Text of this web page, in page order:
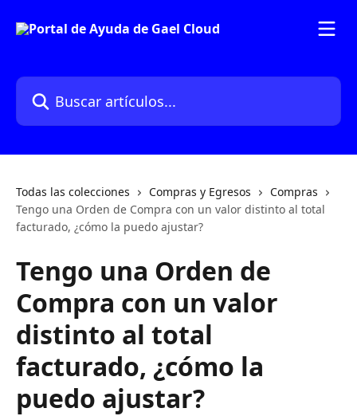
Buscar artículos...
Todas las colecciones Compras y Egresos
Compras
Tengo una Orden de Compra con un valor distinto al total
facturado, ¿cómo la puedo ajustar?
Tengo una Orden de
Compra con un valor
distinto al total
facturado, ¿cómo la
puedo ajustar?